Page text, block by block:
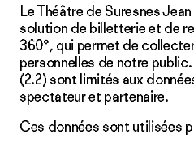
Le Théâtre de Suresnes
solution de billetterie et de
360°, qui permet de
personnelles de notre
(2.2) sont limités aux
spectateur et partenaire.
Ces données sont utilisées